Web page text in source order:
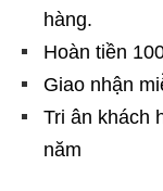
hàng.
Hoàn tiền
Giao nhận
Tri ân khách
năm